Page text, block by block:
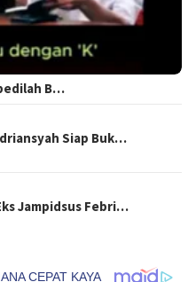
B…
Siap Buk…
Jampidsus Febri…